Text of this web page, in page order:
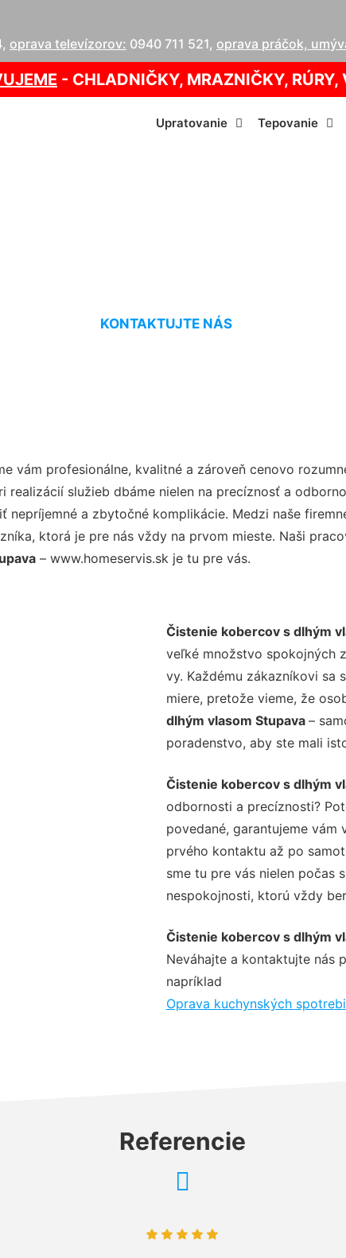
, oprava televízorov: 0940 711 521, oprava práčok,
- CHLADNIČKY, MRAZNIČKY, RÚRY,
Upratovanie Tepovanie
KONTAKTUJTE NÁS
vám profesionálne, kvalitné a zároveň cenovo
realizácií služieb dbáme nielen na precíznosť a
nepríjemné a zbytočné komplikácie. Medzi naše
ktorá je pre nás vždy na prvom mieste. Naši
– www.homeservis.sk je tu pre vás.
Čistenie kobercov s dlhým
veľké množstvo spokojných
vy. Každému zákazníkovi sa
miere, pretože vieme, že
dlhým vlasom Stupava –
poradenstvo, aby ste mali
Čistenie kobercov s dlhým
odbornosti a precíznosti?
povedané, garantujeme
prvého kontaktu až po
sme tu pre vás nielen počas
nespokojnosti, ktorú vždy
Čistenie kobercov s dlhým
Neváhajte a kontaktujte nás
napríklad
Oprava kuchynských
Referencie